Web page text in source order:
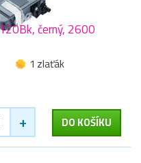
černý, 2600
1 zlaťák
+ DO KOŠÍKU